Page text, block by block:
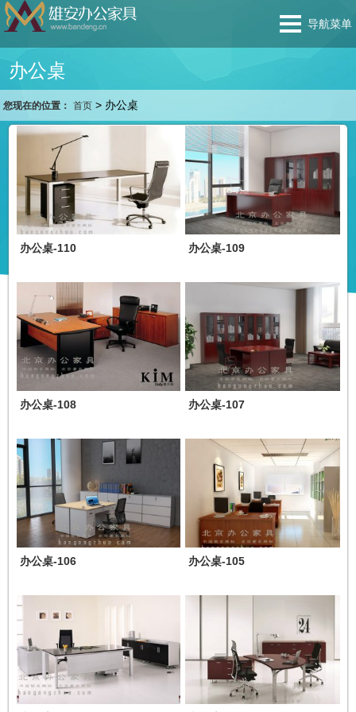
导航菜单
办公桌
您现在的位置： 首页 > 办公桌
办公桌-110 办公桌-109
办公桌-108 办公桌-107
办公桌-106 办公桌-105